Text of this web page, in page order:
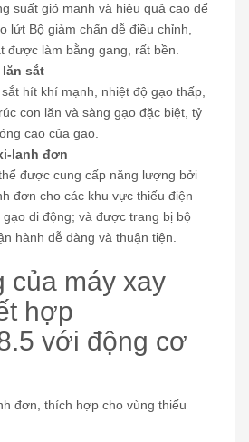
suất gió mạnh và hiệu quả cao để
lứt Bộ giảm chấn dễ điều chỉnh,
được làm bằng gang, rất bền.
lăn sắt
hít khí mạnh, nhiệt độ gạo thấp,
con lăn và sàng gạo đặc biệt, tỷ
cao của gạo.
lanh đơn
được cung cấp năng lượng bởi
đơn cho các khu vực thiếu điện
di động; và được trang bị bộ
hành dễ dàng và thuận tiện.
của máy xay
hợp
với động cơ
đơn, thích hợp cho vùng thiếu